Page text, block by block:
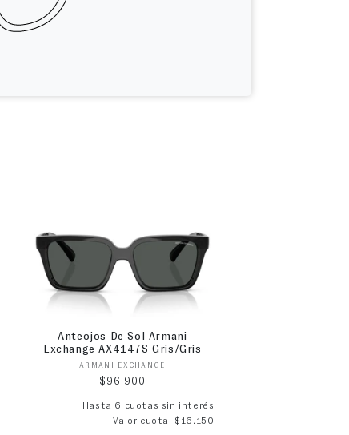
Anteojos De Sol Armani
Exchange AX4147S Gris/Gris
Proveedor:
ARMANI EXCHANGE
Precio habitual
$96.900
Hasta 6 cuotas sin interés
Valor cuota: $16.150